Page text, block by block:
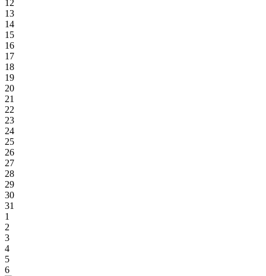
12
13
14
15
16
17
18
19
20
21
22
23
24
25
26
27
28
29
30
31
1
2
3
4
5
6